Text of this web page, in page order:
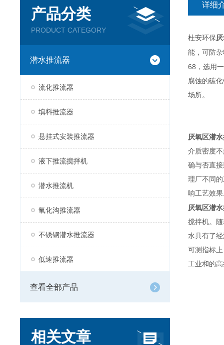
产品分类
PRODUCT CATEGORY
潜水推流器
流化推流器
填料推流器
悬挂式安装推流器
液下推流搅拌机
潜水推流机
氧化沟推流器
不锈钢潜水推流器
低速推流器
查看全部产品
相关文章
详细
杜安环保
能，可防
68 ，选用
腐蚀的碳
场所。
厌氧区潜水
介质密度
确与否直
理厂不同
响工艺效
厌氧区潜
搅拌机。
水具有了
可测指标
工业和的